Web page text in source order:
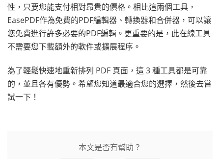
性，只要您能支付相對昂貴的價格。相比這兩個工具，
EasePDF作為免費的PDF編輯器、轉換器和合併器，可以讓
您免費進行許多必要的PDF編輯。更重要的是，此在線工具
不需要您下載額外的軟件或擴展程序。
為了輕鬆快速地重新排列 PDF 頁面，這 3 種工具都是可靠
的，並且各有優勢。希望您知道最適合您的選擇，然後去嘗
試一下！
本文是否有幫助？